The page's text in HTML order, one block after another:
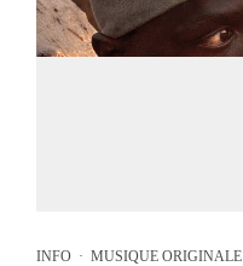
INFO · MUSIQUE ORIGINALE